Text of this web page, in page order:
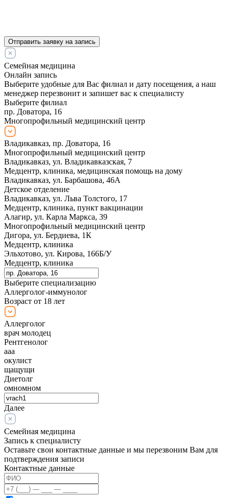
Отправить заявку на запись
Семейная медицина
Онлайн запись
Выберите удобные для Вас филиал и дату посещения, а наш
менеджер перезвонит и запишет вас к специалисту
Выберите филиал
пр. Доватора, 16
Многопрофильный медицинский центр
Владикавказ, пр. Доватора, 16
Многопрофильный медицинский центр
Владикавказ, ул. Владикавказская, 7
Медцентр, клиника, медицинская помощь на дому
Владикавказ, ул. Барбашова, 46А
Детское отделение
Владикавказ, ул. Льва Толстого, 17
Медцентр, клиника, пункт вакцинации
Алагир, ул. Карла Маркса, 39
Многопрофильный медицинский центр
Дигора, ул. Бердиева, 1К
Медцентр, клиника
Эльхотово, ул. Кирова, 166Б/У
Медцентр, клиника
Выберите специализацию
Аллерголог-иммунолог
Возраст от 18 лет
Аллерголог
врач молодец
Рентгенолог
ааа
окулист
щащущи
Диетолг
омномном
Далее
Семейная медицина
Запись к специалисту
Оставьте свои контактные данные и мы перезвоним Вам для
подтверждения записи
Контактные данные